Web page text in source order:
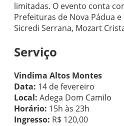
limitadas. O evento conta
Prefeituras de Nova Pádua e
Sicredi Serrana, Mozart
Serviço
Vindima Altos Montes
Data: 14 de fevereiro
Local: Adega Dom Camilo
Horário: 15h às 23h
Ingresso: R$ 120,00